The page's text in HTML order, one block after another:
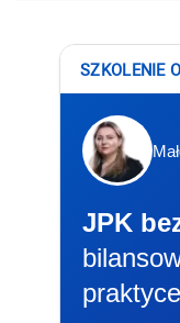
SZKOLENIE
JPK
praktyce